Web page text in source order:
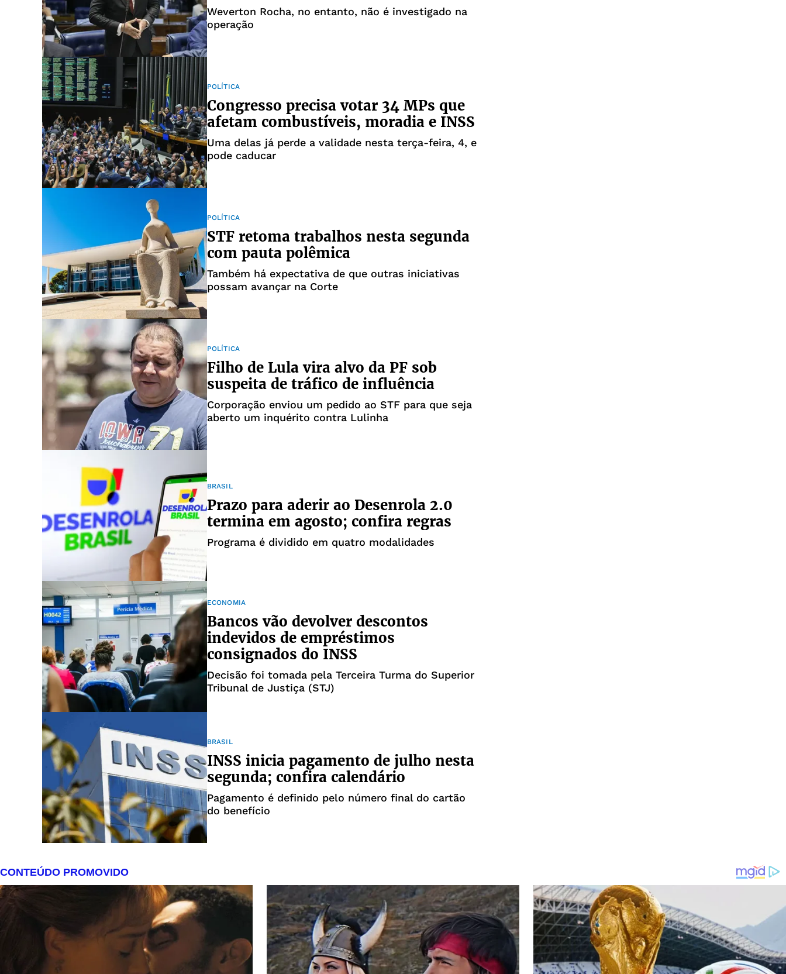
Weverton Rocha, no entanto, não é investigado na
operação
POLÍTICA
Congresso precisa votar 34 MPs que
afetam combustíveis, moradia e INSS
Uma delas já perde a validade nesta terça-feira, 4, e
pode caducar
POLÍTICA
STF retoma trabalhos nesta segunda
com pauta polêmica
Também há expectativa de que outras iniciativas
possam avançar na Corte
POLÍTICA
Filho de Lula vira alvo da PF sob
suspeita de tráfico de influência
Corporação enviou um pedido ao STF para que seja
aberto um inquérito contra Lulinha
BRASIL
Prazo para aderir ao Desenrola 2.0
termina em agosto; confira regras
Programa é dividido em quatro modalidades
ECONOMIA
Bancos vão devolver descontos
indevidos de empréstimos
consignados do INSS
Decisão foi tomada pela Terceira Turma do Superior
Tribunal de Justiça (STJ)
BRASIL
INSS inicia pagamento de julho nesta
segunda; confira calendário
Pagamento é definido pelo número final do cartão
do benefício